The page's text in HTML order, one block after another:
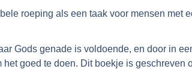
roeping als een taak voor mensen met
Gods genade is voldoende, en door in
goed te doen. Dit boekje is geschreven